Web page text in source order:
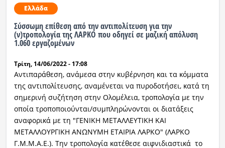
Ελλάδα
Σύσσωμη επίθεση από την αντιπολίτευση για την
(ν)τροπολογία της ΛΑΡΚΟ που οδηγεί σε μαζική απόλυση
1.060 εργαζομένων
Τρίτη, 14/06/2022 - 17:08
Αντιπαράθεση, ανάμεσα στην κυβέρνηση και τα κόμματα
της αντιπολίτευσης, αναμένεται να πυροδοτήσει, κατά τη
σημερινή συζήτηση στην Ολομέλεια, τροπολογία με την
οποία τροποποιούνται/συμπληρώνονται οι διατάξεις
αναφορικά με τη "ΓΕΝΙΚΗ ΜΕΤΑΛΛΕΥΤΙΚΗ ΚΑΙ
ΜΕΤΑΛΛΟΥΡΓΙΚΗ ΑΝΩΝΥΜΗ ΕΤΑΙΡΙΑ ΛΑΡΚΟ" (ΛΑΡΚΟ
Γ.Μ.Μ.Α.Ε.). Την τροπολογία κατέθεσε αιφνιδιαστικά το